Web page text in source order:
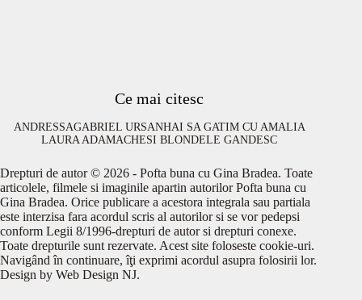
Ce mai citesc
ANDRESSAGABRIEL URSANHAI SA GATIM CU AMALIA
LAURA ADAMACHESI BLONDELE GANDESC
Drepturi de autor © 2026 - Pofta buna cu Gina Bradea. Toate
articolele, filmele si imaginile apartin autorilor Pofta buna cu
Gina Bradea. Orice publicare a acestora integrala sau partiala
este interzisa fara acordul scris al autorilor si se vor pedepsi
conform Legii 8/1996-drepturi de autor si drepturi conexe.
Toate drepturile sunt rezervate. Acest site foloseste cookie-uri.
Navigând în continuare, îţi exprimi acordul asupra folosirii lor.
Design by Web Design NJ.